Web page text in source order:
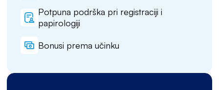
Potpuna podrška pri registraciji i
papirologiji
Bonusi prema učinku